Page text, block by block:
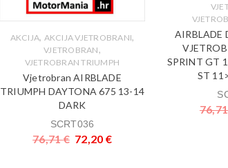
AKCIJA, AKCIJA VJETROBRANI,
VJETROBRAN,
VJETROBRAN TRIUMPH
Vjetrobran AIRBLADE
TRIUMPH DAYTONA 675 13-14
DARK
SCRT036
76,71€ 72,20 €
AIRBLADE
SPRINT GT
ST